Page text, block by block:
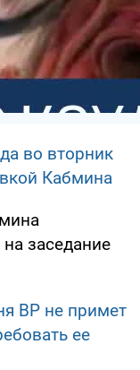
во вторник
Кабмина
заседание
ВР не примет
ее